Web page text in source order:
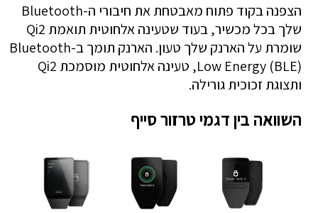
הצפנה בקוד פתוח מאבטחת את חיבורי ה-Bluetooth
שלך בכל מכשיר, בעוד שטעינה אלחוטית תואמת Qi2
שומרת על הארנק שלך טעון. הארנק תומך ב-Bluetooth
Low Energy (BLE), טעינה אלחוטית מוסמכת Qi2
ותצוגת זכוכית גורילה.
השוואה בין דגמי טרזור סייף